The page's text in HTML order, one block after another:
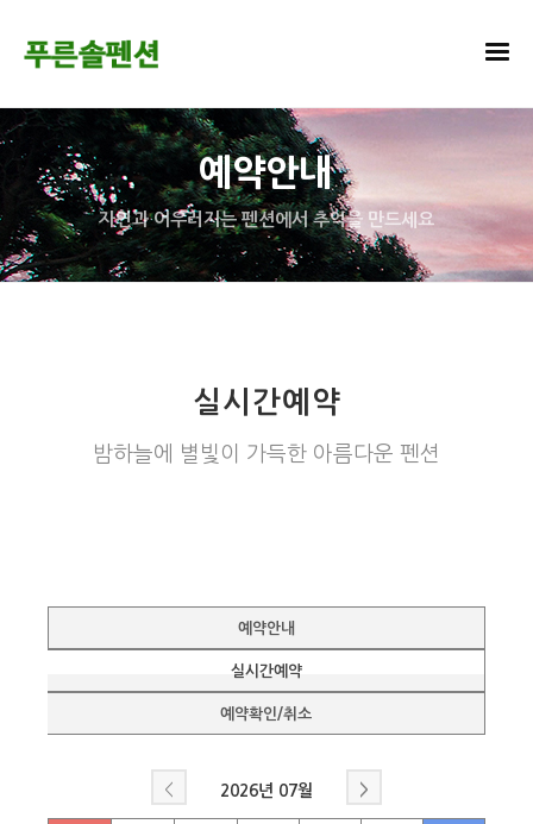
예약안내
자연과 어우러지는 펜션에서 추억을 만드세요
실시간예약
밤하늘에 별빛이 가득한 아름다운 펜션
예약안내
실시간예약
예약확인/취소
< 2026년 07월 >